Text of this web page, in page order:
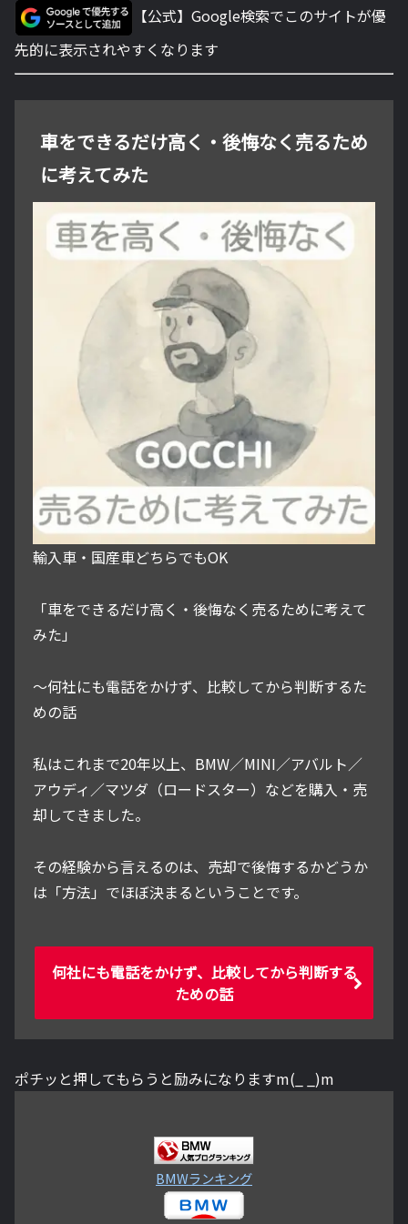
【公式】Google検索でこのサイトが優
先的に表示されやすくなります
車をできるだけ高く・後悔なく売るため
に考えてみた
輸入車・国産車どちらでもOK
「車をできるだけ高く・後悔なく売るために考えて
みた」
～何社にも電話をかけず、比較してから判断するた
めの話
私はこれまで20年以上、BMW／MINI／アバルト／
アウディ／マツダ（ロードスター）などを購入・売
却してきました。
その経験から言えるのは、売却で後悔するかどうか
は「方法」でほぼ決まるということです。
何社にも電話をかけず、比較してから判断する
ための話
ポチッと押してもらうと励みになりますm(_ _)m
BMWランキング